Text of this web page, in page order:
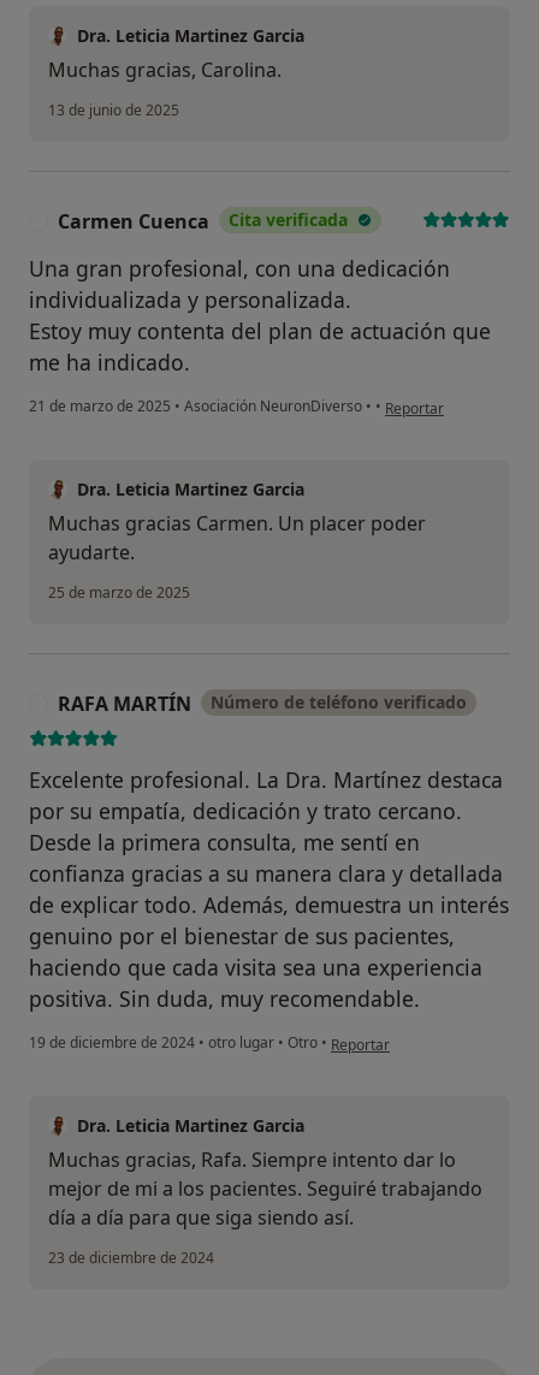
Dra. Leticia Martinez Garcia
Muchas gracias, Carolina.
13 de junio de 2025
Carmen Cuenca Cita verificada
Una gran profesional, con una dedicación
individualizada y personalizada.
Estoy muy contenta del plan de actuación que
me ha indicado.
21 de marzo de 2025 • Asociación NeuronDiverso • • en opinión del usuario
Reportar
Dra. Leticia Martinez Garcia
Muchas gracias Carmen. Un placer poder
ayudarte.
25 de marzo de 2025
RAFA MARTÍN Número de teléfono verificado
Excelente profesional. La Dra. Martínez destaca
por su empatía, dedicación y trato cercano.
Desde la primera consulta, me sentí en
confianza gracias a su manera clara y detallada
de explicar todo. Además, demuestra un interés
genuino por el bienestar de sus pacientes,
haciendo que cada visita sea una experiencia
positiva. Sin duda, muy recomendable.
19 de diciembre de 2024 • otro lugar • Otro • en opinión del usuario RAFA
Reportar
Dra. Leticia Martinez Garcia
Muchas gracias, Rafa. Siempre intento dar lo
mejor de mi a los pacientes. Seguiré trabajando
día a día para que siga siendo así.
23 de diciembre de 2024